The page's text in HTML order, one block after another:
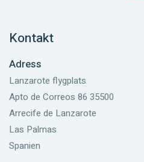
Kontakt
Adress
Lanzarote flygplats
Apto de Correos 86 35500
Arrecife de Lanzarote
Las Palmas
Spanien